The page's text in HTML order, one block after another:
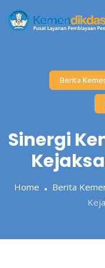
Skip
to
Berita
Sinergi
Home Berita